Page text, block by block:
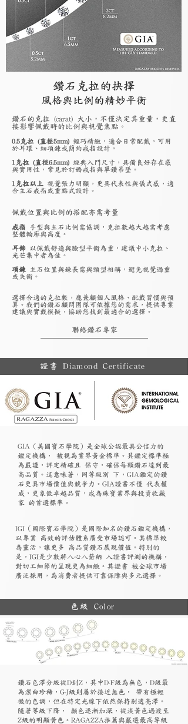
鑽石克拉的抉擇
風格與比例的精妙平衡
鑽石的克拉 (carat) 大小，不僅決定其重量，更直
接影響佩戴時的比例與視覺焦點。
0.5克拉 (直徑5mm) 輕巧精緻，適合日常配戴，可用
於耳環、細項鍊或簡約戒指設計。
1克拉 (直徑6.5mm) 經典入門尺寸，具備良好存在感
與實用性，常見於訂婚戒指與單鑽吊墜。
1克拉以上 視覺張力明顯，更具代表性與儀式感，適
合主石戒指或重點式設計。
佩戴位置與比例的搭配亦需考量
戒指 手型與主石比例需協調，克拉數越大越需考慮
整體輪廓與高度。
耳飾 以佩戴舒適與臉型平衡為重，建議中小克拉、
光芒集中者為佳。
項鍊 主石位置與鍊長需與頸型相稱，避免視覺過重
或失衡。
選擇合適的克拉數，應兼顧個人風格、配戴習慣與預
算。我們的鑽石顧問團隊可依據您的需求，提供專業
建議與實戴模擬，協助您找到最適合的選擇。
聯絡鑽石專家
證書 Diamond Certificate
GIA（美國寶石學院）是全球公認最具公信力的
鑑定機構， 被視為業界黃金標準。其鑑定標準極
為嚴謹，評定精確且 保守，確保每顆鑽石達到最
高品質。這意味著，同等級別 下，GIA鑑定的鑽
石更具市場價值與競爭力。GIA證書不僅 代表權
威，更象徵卓越品質，成為珠寶業界與投資收藏
家 的首選標準。
​IGI（國際寶石學院）是國際知名的鑽石鑑定機構，
以專業 高效的評估體系廣受市場認可。其標準較
為靈活，讓更多 高品質鑽石展現價值。特別的
是，IGI是少數將八心八箭納 入證書評測的機構，
對切工細節的呈現更為細緻。其證書 被全球市場
廣泛採用，為消費者提供可靠保障與多元選擇。
色級 Color
鑽石色澤分級從D到Z，其中D-F級為無色，D級最
為潔白珍稀，G-J級則屬於接近無色， 帶有極輕
微的色調，但在特定光線下依然保持剔透亮澤。
隨著等級下降， 顏色逐漸加深，從淡黃色過渡至
Z級的明顯黃色。RAGAZZA推薦與嚴選最高等級